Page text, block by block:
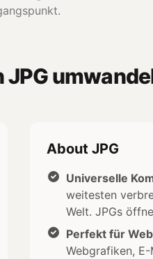
JPG
About JPG
Universelle
weitesten
Welt. JPGs
Perfekt für
Webgrafiken,